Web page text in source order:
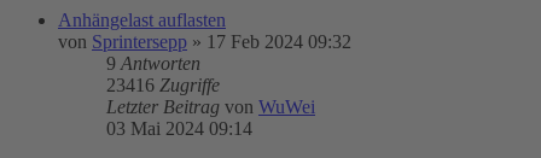
Anhängelast auflasten
von Sprintersepp » 17 Feb 2024 09:32
9 Antworten
23416 Zugriffe
Letzter Beitrag von WuWei
03 Mai 2024 09:14